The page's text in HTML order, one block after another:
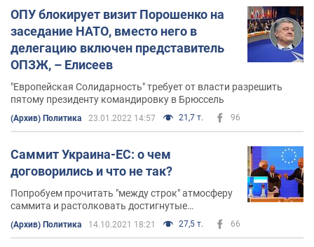
ОПУ блокирует визит Порошенко на
заседание НАТО, вместо него в
делегацию включен представитель
ОПЗЖ, – Елисеев
"Европейская Солидарность" требует от власти разрешить
пятому президенту командировку в Брюссель
(Архив) Политика 23.01.2022 14:57 21,7 т. 96
Саммит Украина-ЕС: о чем
договорились и что не так?
Попробуем прочитать "между строк" атмосферу
саммита и растолковать достигнутые
(Архив) Политика 14.10.2021 18:21 27,5 т. 66